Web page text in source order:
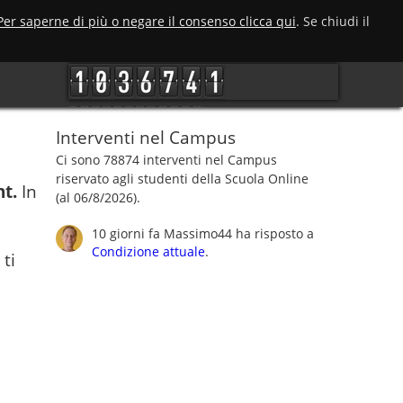
saperne di più o negare il consenso clicca qui. Se chiudi il
In
ti
Interventi nel Campus
Ci sono 78874 interventi nel Campus
riservato agli studenti della Scuola Online
(al 06/8/2026).
10 giorni fa Massimo44ha risposto a
Condizione attuale.